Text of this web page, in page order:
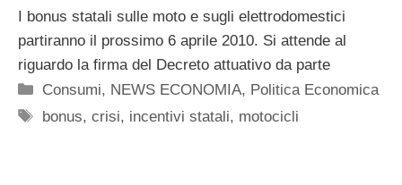
I bonus statali sulle moto e sugli elettrodomestici
partiranno il prossimo 6 aprile 2010. Si attende al
riguardo la firma del Decreto attuativo da parte
Categorie
Consumi, NEWS ECONOMIA, Politica Economica
Tag
bonus,crisi, incentivi statali, motocicli